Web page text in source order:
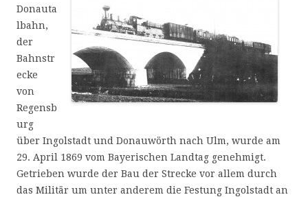
Donauta
lbahn,
der
Bahnstr
ecke
von
Regensb
urg
über Ingolstadt und Donauwörth nach Ulm, wurde am
29. April 1869 vom Bayerischen Landtag genehmigt.
Getrieben wurde der Bau der Strecke vor allem durch
das Militär um unter anderem die Festung Ingolstadt an